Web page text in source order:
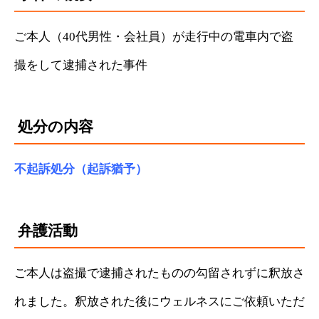
ご本人（40代男性・会社員）が走行中の電車内で盗
撮をして逮捕された事件
処分の内容
不起訴処分（起訴猶予）
弁護活動
ご本人は盗撮で逮捕されたものの勾留されずに釈放さ
れました。釈放された後にウェルネスにご依頼いただ